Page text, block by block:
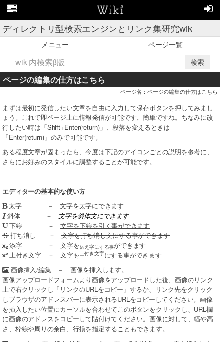
ディレクトリ型検索エンジンとリンク集研究wiki
メニュー
ページ一覧
検索
ページの編集の仕方はこちら
ページ名：ページの編集の仕方はこちら
まずは最初に発信したい文章を自由に入力して保存ボタンを押してみまし
ょう。これで即ページ上に情報発信が可能です。簡単ですね。ちなみに改
行したい時は「Shift+Enter(return)」、段落を変えるときは
「Enter(return)」のみで可能です。
ある程度文章が固まったら、今度は下記のアイコンごとの説明を参考に、
さらにお好みのスタイルに調整することが可能です。
エディターの基本的な使い方
太字 － 文字を太字にできます
斜体 － 文字を斜体文にできます
下線 － 文字を下線を引く事ができます
打ち消し － 文字を打ち消し文にする事ができます
添字 － 文字を添え字にする事ができます
上付き文字 － 文字を上付き文字にする事ができます
画像挿入/編集
－ 画像を挿入します。
画像アップロードフォームより画像をアップロードした後、画像のリンク
上で右クリックし「リンクのURLをコピー」するか、リンク先をクリック
しブラウザのアドレスバーに表示されるURLをコピーしてください。画像
を挿入したい位置にカーソルを合わせてこのボタンをクリックし、URL欄
に画像のアドレスをコピーして貼付けてください。画像に対して、幅や高
さ、枠線や周りの余白、行揃を指定することもできます。